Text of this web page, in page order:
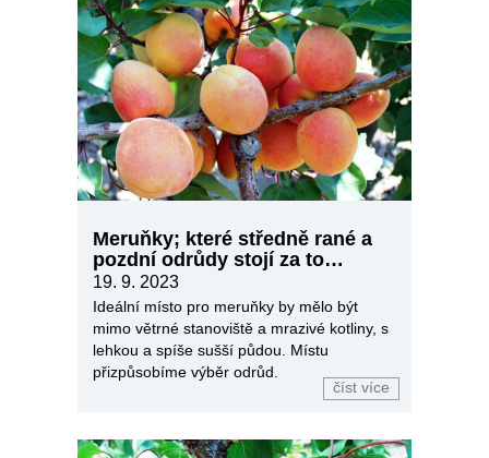
Meruňky; které středně rané a
pozdní odrůdy stojí za to
vyzkoušet?
19. 9. 2023
Ideální místo pro meruňky by mělo být
mimo větrné stanoviště a mrazivé kotliny, s
lehkou a spíše sušší půdou. Místu
přizpůsobíme výběr odrůd.
číst více